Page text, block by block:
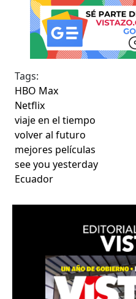
Tags:
HBO Max
Netflix
viaje en el tiempo
volver al futuro
mejores películas
see you yesterday
Ecuador